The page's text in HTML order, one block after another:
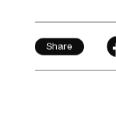
Share